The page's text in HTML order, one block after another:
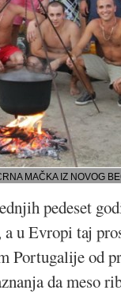
MAČKA IZ NOVOG
pedeset
u Evropi taj
Portugalije od
da meso